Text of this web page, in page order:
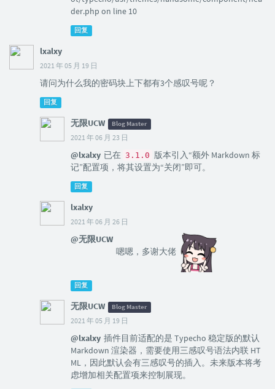
der.php on line 10
回复
lxalxy
2021 年 05 月 19 日
请问为什么我的密码块上下都有3个感叹号呢？
回复
无限UCW Blog Master
2021 年 06 月 23 日
@lxalxy 已在 3.1.0 版本引入“额外 Markdown 标
记”配置项，将其设置为“关闭”即可。
回复
lxalxy
2021 年 06 月 26 日
@无限UCW
嗯嗯，多谢大佬
回复
无限UCW Blog Master
2021 年 05 月 19 日
@lxalxy 插件目前适配的是 Typecho 稳定版的默认
Markdown 渲染器，需要使用三感叹号语法内联 HT
ML，因此默认会有三感叹号的插入。未来版本将考
虑增加相关配置项来控制展现。